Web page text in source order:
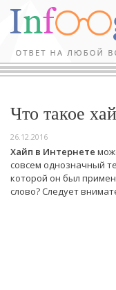
Что такое
26.12.2016
Хайп в Интернете
совсем однозначный
которой он был
слово? Следует